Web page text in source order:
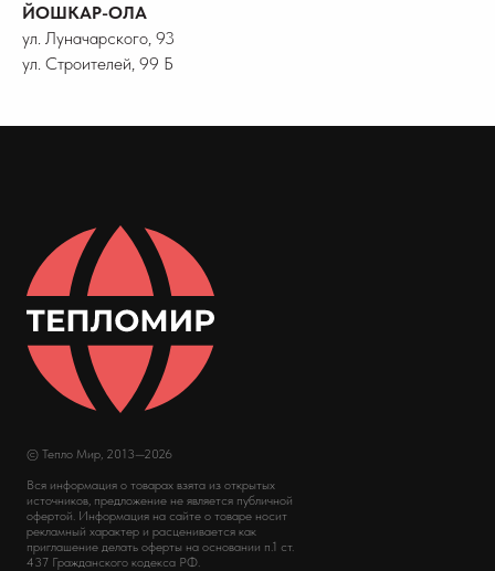
ЙОШКАР-ОЛА
ул. Луначарского, 93
ул. Строителей, 99 Б
© Тепло Мир, 2013—2026
Вся информация о товарах взята из открытых
источников, предложение не является публичной
офертой. Информация на сайте о товаре носит
рекламный характер и расценивается как
приглашение делать оферты на основании п.1 ст.
437 Гражданского кодекса РФ.